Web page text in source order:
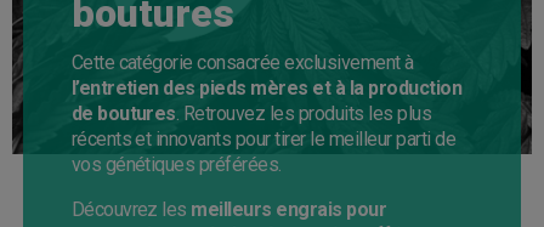
boutures
Cette catégorie consacrée exclusivement à
l’entretien des pieds mères et à la production
de boutures . Retrouvez les produits les plus
récents et innovants pour tirer le meilleur parti de
vos génétiques préférées.
Découvrez les meilleurs engrais pour